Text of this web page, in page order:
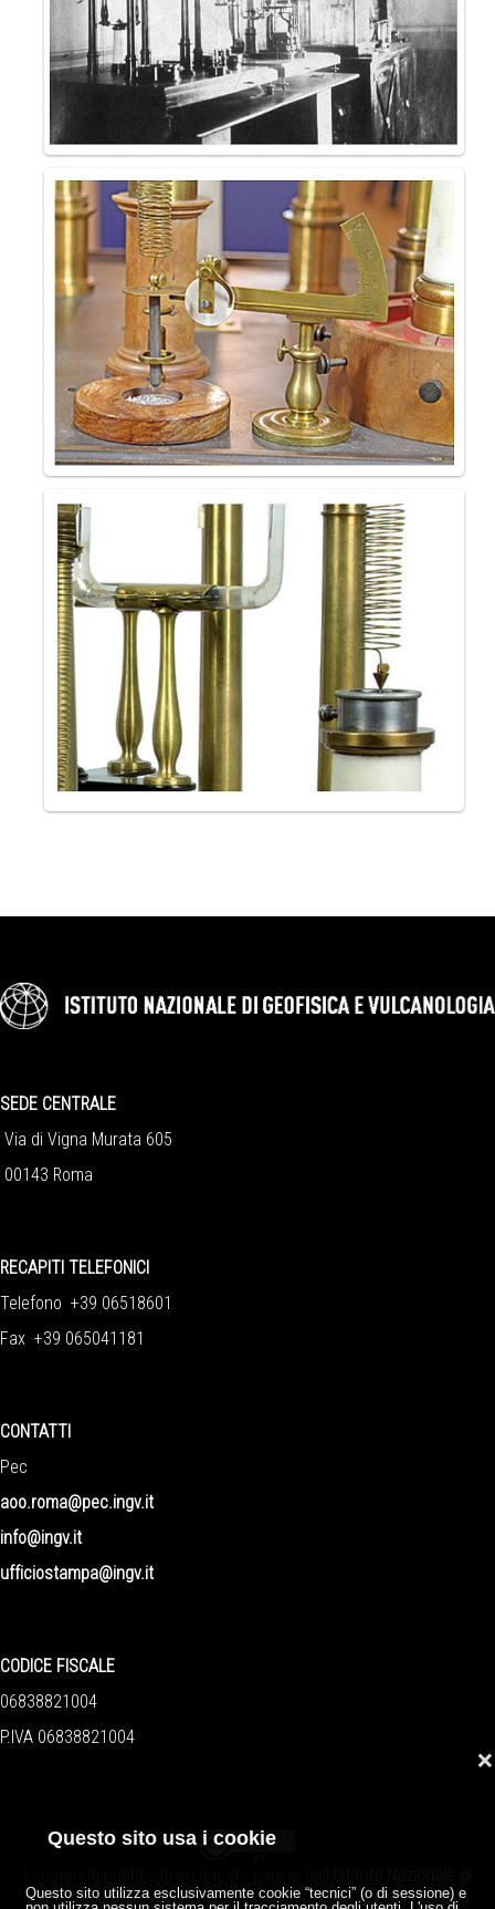
Questo sito usa i cookie
Questo sito utilizza esclusivamente cookie “tecnici” (o di sessione) e
❌
SEDE CENTRALE
Via di Vigna Murata 605
00143 Roma
RECAPITI TELEFONICI
Telefono +39 06518601
Fax +39 065041181
CONTATTI
Pec
aoo.roma@pec.ingv.it
info@ingv.it
ufficiostampa@ingv.it
CODICE FISCALE
06838821004
P.IVA 06838821004
Geofisica e Vulcanologiasono distribuiti sotto licenzaCreative